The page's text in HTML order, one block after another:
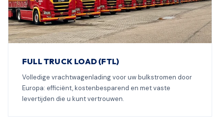
FULL TRUCK LOAD (FTL)
Volledige vrachtwagenlading voor uw bulkstromen door
Europa: efficiënt, kostenbesparend en met vaste
levertijden die u kunt vertrouwen.